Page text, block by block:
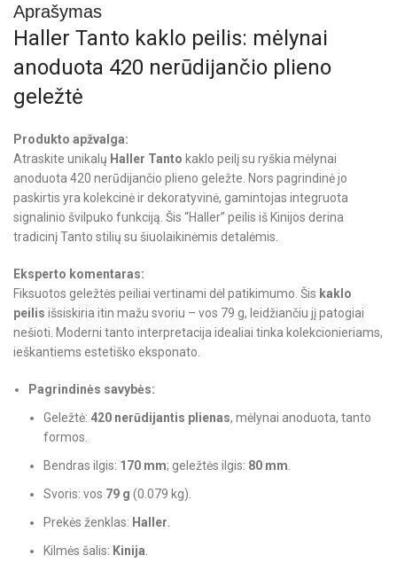
Aprašymas
Haller Tanto kaklo peilis: mėlynai
anoduota 420 nerūdijančio plieno
geležtė
Produkto apžvalga:
Atraskite unikalų Haller Tanto kaklo peilį su ryškia mėlynai
anoduota 420 nerūdijančio plieno geležte. Nors pagrindinė jo
paskirtis yra kolekcinė ir dekoratyvinė, gamintojas integruota
signalinio švilpuko funkciją. Šis “Haller” peilis iš Kinijos derina
tradicinį Tanto stilių su šiuolaikinėmis detalėmis.
Eksperto komentaras:
Fiksuotos geležtės peiliai vertinami dėl patikimumo. Šis kaklo
peilis išsiskiria itin mažu svoriu – vos 79 g, leidžiančiu jį patogiai
nešioti. Moderni tanto interpretacija idealiai tinka kolekcionieriams,
ieškantiems estetiško eksponato.
Pagrindinės savybės:
Geležtė: 420 nerūdijantis plienas, mėlynai anoduota, tanto
formos.
Bendras ilgis: 170 mm; geležtės ilgis: 80 mm
Svoris: vos 79 g (0.079 kg).
Prekės ženklas: Haller
Kilmės šalis: Kinija